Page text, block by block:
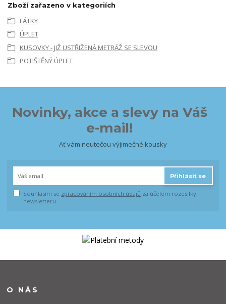
Zboží zařazeno v kategoriích
LÁTKY
ÚPLET
KUSOVKY - JIŽ USTŘIŽENÁ METRÁŽ SE SLEVOU
POTIŠTĚNÝ ÚPLET
Novinky, akce a slevy na Váš
e-mail!
Ať vám neutečou výjimečné kousky
Přihlásit se
Souhlasím se zpracováním osobních údajů za účelem rozesílky
newsletteru.
O NÁS